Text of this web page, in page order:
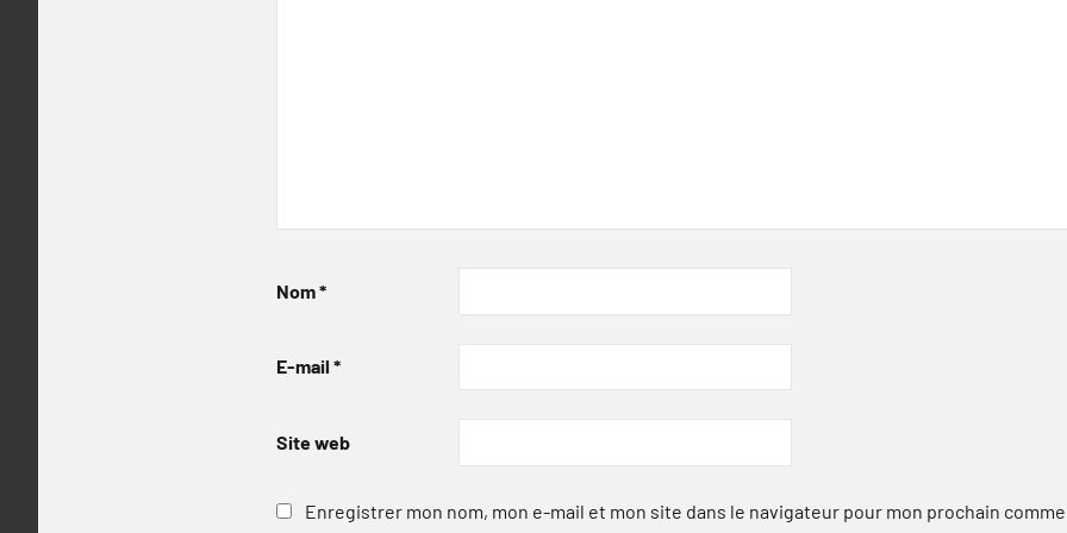
Nom*
E-mail *
Site web
Enregistrer mon nom, mon e-mail et mon site dans le navigateur pour mon prochain